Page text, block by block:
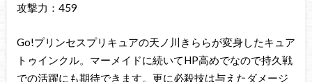
攻撃力：459
Go!プリンセスプリキュアの天ノ川きららが変身したキュア
トゥインクル。マーメイドに続いてHP高めでなので持久戦
での活躍にも期待できます。更に必殺技は与えたダメージ